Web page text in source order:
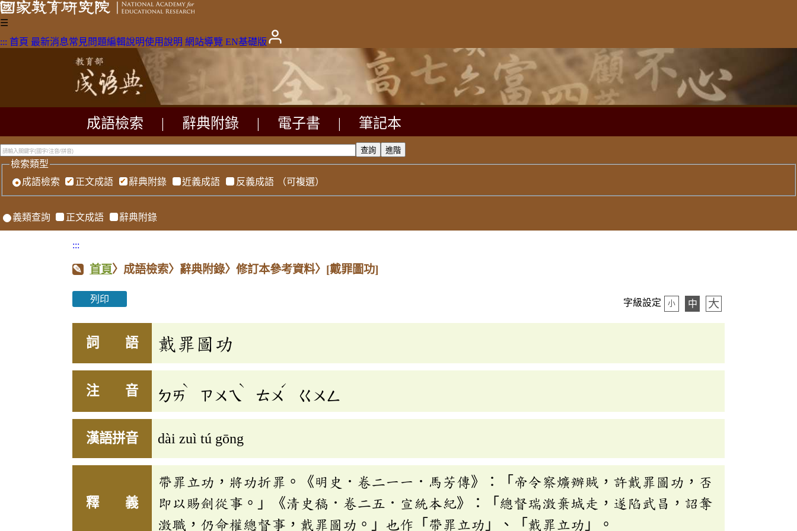
☰
::: 首頁 最新消息常見問題編輯說明使用說明 網站導覽 EN基礎版
成語檢索 辭典附錄 電子書 筆記本
檢索類型
成語檢索
正文成語 辭典附錄 近義成語 反義成語 （可複選）
義類查詢 正文成語 辭典附錄
:::
首頁〉成語檢索〉辭典附錄〉修訂本參考資料〉 [戴罪圖功]
列印 字級設定 小 中 大
詞 語 戴罪圖功
注 音 ㄉㄞ
ˋ
ㄗㄨㄟ
ˋ
ㄊㄨ
ˊ
ㄍㄨㄥ
漢語拼音 dài zuì tú gōng
釋 義
帶罪立功，將功折罪。《明史．卷二一一．馬芳傳》：「帝令察爌辦賊，許戴罪圖功，否
即以賜劍從事。」《清史稿．卷二五．宣統本紀》：「總督瑞澂棄城走，遂陷武昌，詔奪
澂職，仍命權總督事，戴罪圖功。」也作「帶罪立功」、「戴罪立功」。